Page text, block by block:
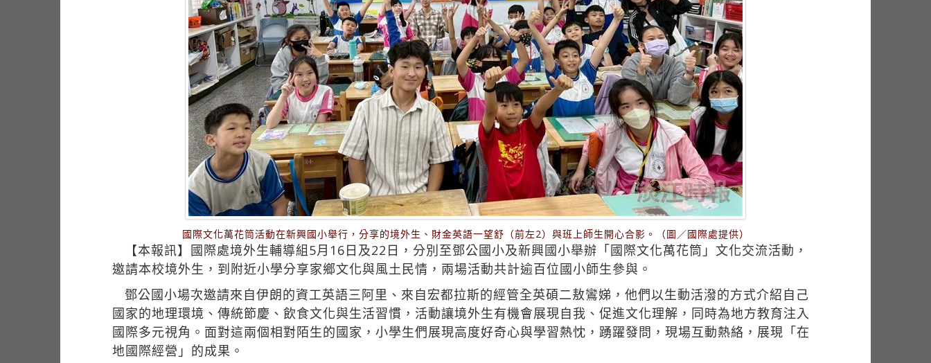
國際文化萬花筒活動在新興國小舉行，分享的境外生、財金英語一望舒（前左2）與班上師生開心合影。（圖／國際處提供）
【本報訊】國際處境外生輔導組5月16日及22日，分別至鄧公國小及新興國小舉辦「國際文化萬花筒」文化交流活動，
邀請本校境外生，到附近小學分享家鄉文化與風土民情，兩場活動共計逾百位國小師生參與。
鄧公國小場次邀請來自伊朗的資工英語三阿里、來自宏都拉斯的經管全英碩二敖鸞娣，他們以生動活潑的方式介紹自己
國家的地理環境、傳統節慶、飲食文化與生活習慣，活動讓境外生有機會展現自我、促進文化理解，同時為地方教育注入
國際多元視角。面對這兩個相對陌生的國家，小學生們展現高度好奇心與學習熱忱，踴躍發問，現場互動熱絡，展現「在
地國際經營」的成果。